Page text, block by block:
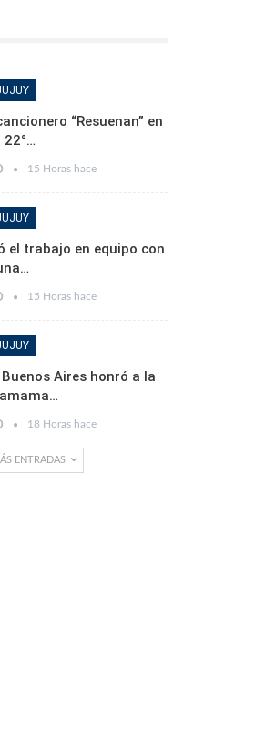
“Resuenan” en
22°…
15 Horas hace
el trabajo en equipo con
15 Horas hace
Aires honró a la
18 Horas hace
ENTRADAS